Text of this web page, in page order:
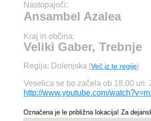
Nastopajoči:
Ansambel Azalea
Kraj in občina:
Veliki Gaber, Trebnje
Regija: Dolenjska [Več iz te regije]
Veselica se bo začela ob 18.00
http://www.youtube.com/
Označena je le približna lokacija! Za